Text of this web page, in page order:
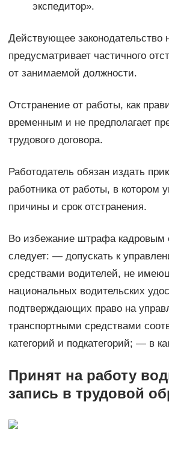
экспедитор».
Действующее законодательство
предусматривает частичного
от занимаемой должности.
Отстранение от работы, как
временным и не предполагает
трудового договора.
Работодатель обязан издать
работника от работы, в котором
причины и срок отстранения.
Во избежание штрафа кадровым
следует: — допускать к
средствами водителей, не
национальных водительских
подтверждающих право на
транспортными средствами
категорий и подкатегорий; — в
Принят на работу
запись в трудовой